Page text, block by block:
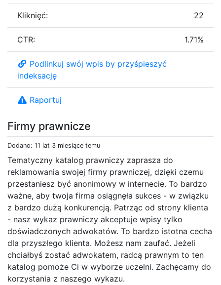
Firmy prawnicze
Dodano: 11 lat 3 miesiące temu
Tematyczny katalog prawniczy zaprasza do
reklamowania swojej firmy prawniczej, dzięki czemu
przestaniesz być anonimowy w internecie. To bardzo
ważne, aby twoja firma osiągnęła sukces - w związku
z bardzo dużą konkurencją. Patrząc od strony klienta
- nasz wykaz prawniczy akceptuje wpisy tylko
doświadczonych adwokatów. To bardzo istotna cecha
dla przyszłego klienta. Możesz nam zaufać. Jeżeli
chciałbyś zostać adwokatem, radcą prawnym to ten
katalog pomoże Ci w wyborze uczelni. Zachęcamy do
korzystania z naszego wykazu.
Kliknięć: 22
CTR: 1.71%
Podlinkuj swój wpis by przyśpieszyć
indeksację
Raportuj